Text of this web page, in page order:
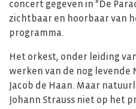
concert gegeven in "De
zichtbaar en hoorbaar van
programma.
Het orkest, onder leiding
werken van de nog levende
Jacob de Haan. Maar
Johann Strauss niet op het